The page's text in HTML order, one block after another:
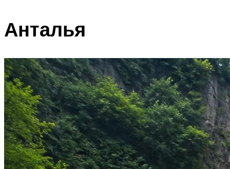
Анталья